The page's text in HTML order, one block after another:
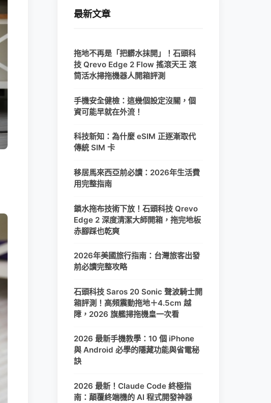
最新文章
拖地不再是「把髒水抹開」！石頭科
技 Qrevo Edge 2 Flow 搖滾天王 滾
筒活水掃拖機器人開箱評測
手機安全健檢：這幾個設定沒關，個
資可能早就在外流！
科技新知：為什麼 eSIM 正逐漸取代
傳統 SIM 卡
移居馬來西亞前必讀：2026年生活費
用完整指南
鎖水拖布技術下放！石頭科技 Qrevo
Edge 2 深度清潔大師開箱，拖完地板
赤腳踩也乾爽
2026年美國旅行指南：台灣旅客出發
前必讀完整攻略
石頭科技 Saros 20 Sonic 聲波騎士開
箱評測！高頻震動拖地＋4.5cm 越
障，2026 旗艦掃拖機皇一次看
2026 最新手機教學：10 個 iPhone
與 Android 必學的隱藏功能與省電秘
訣
2026 最新！Claude Code 終極指
南：顛覆終端機的 AI 程式開發神器